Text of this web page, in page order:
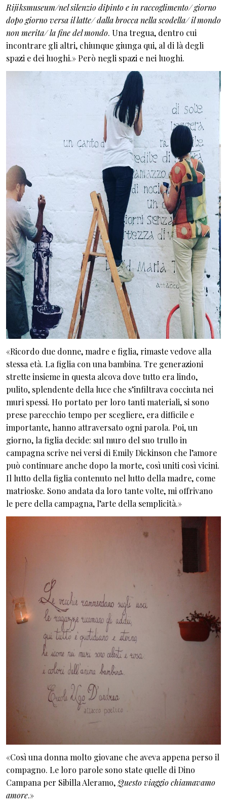
Rijiksmuseum/nel silenzio dipinto e in raccoglimento/ giorno
dopo giorno versa il latte/ dalla brocca nella scodella/ il mondo
non merita/ la fine del mondo. Una tregua, dentro cui
incontrare gli altri, chiunque giunga qui, al di là degli
spazi e dei luoghi.» Però negli spazi e nei luoghi.
«Ricordo due donne, madre e figlia, rimaste vedove alla
stessa età. La figlia con una bambina. Tre generazioni
strette insieme in questa alcova dove tutto era lindo,
pulito, splendente della luce che s’infiltrava cocciuta nei
muri spessi. Ho portato per loro tanti materiali, si sono
prese parecchio tempo per scegliere, era difficile e
importante, hanno attraversato ogni parola. Poi, un
giorno, la figlia decide: sul muro del suo trullo in
campagna scrive nei versi di Emily Dickinson che l’amore
può continuare anche dopo la morte, così uniti così vicini.
Il lutto della figlia contenuto nel lutto della madre, come
matrioske. Sono andata da loro tante volte, mi offrivano
le pere della campagna, l’arte della semplicità.»
«Così una donna molto giovane che aveva appena perso il
compagno. Le loro parole sono state quelle di Dino
Campana per Sibilla Aleramo,Questo viaggio chiamavamo
amore.»